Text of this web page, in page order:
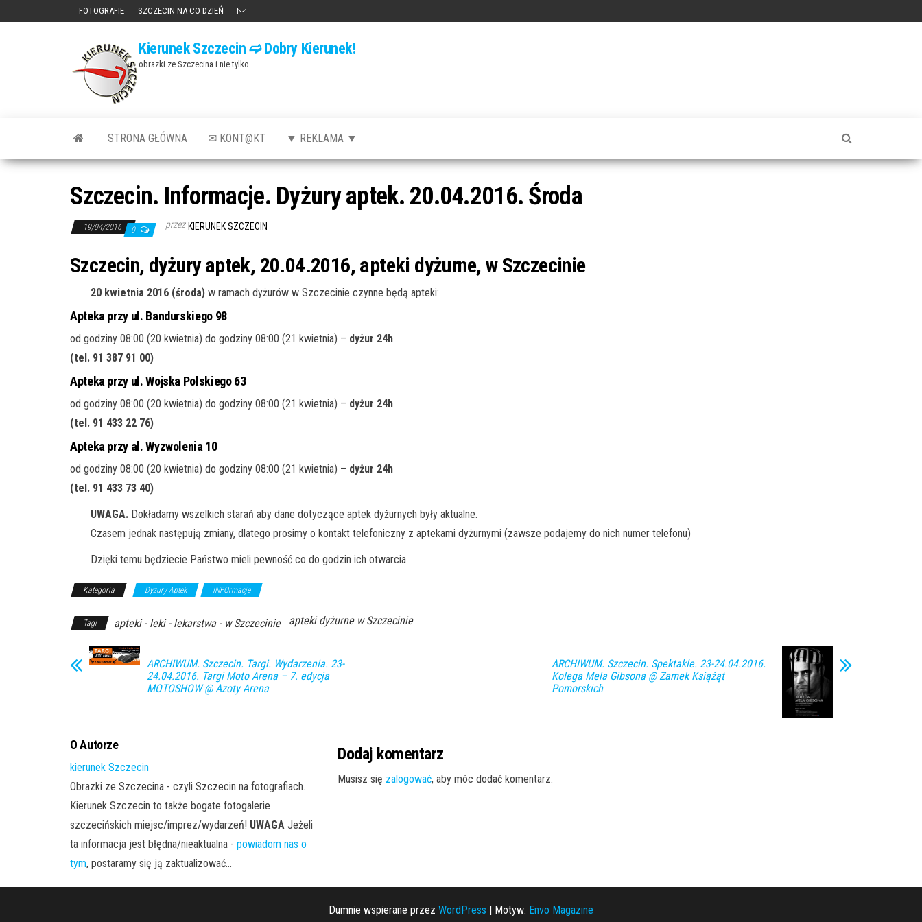
FOTOGRAFIE SZCZECIN NA CO DZIEŃ
Kierunek Szczecin ➫ Dobry Kierunek!
obrazki ze Szczecina i nie tylko
STRONA GŁÓWNA ✉ KONT@KT ▼ REKLAMA ▼
Szczecin. Informacje. Dyżury aptek. 20.04.2016. Środa
19/04/2016 0 przez KIERUNEK SZCZECIN
Szczecin, dyżury aptek, 20.04.2016, apteki dyżurne, w Szczecinie
20 kwietnia 2016 (środa) w ramach dyżurów w Szczecinie czynne będą apteki:
Apteka przy ul. Bandurskiego 98
od godziny 08:00 (20 kwietnia) do godziny 08:00 (21 kwietnia) – dyżur 24h
(tel. 91 387 91 00)
Apteka przy ul. Wojska Polskiego 63
od godziny 08:00 (20 kwietnia) do godziny 08:00 (21 kwietnia) – dyżur 24h
(tel. 91 433 22 76)
Apteka przy al. Wyzwolenia 10
od godziny 08:00 (20 kwietnia) do godziny 08:00 (21 kwietnia) – dyżur 24h
(tel. 91 433 73 40)
UWAGA. Dokładamy wszelkich starań aby dane dotyczące aptek dyżurnych były aktualne.
Czasem jednak następują zmiany, dlatego prosimy o kontakt telefoniczny z aptekami dyżurnymi (zawsze podajemy do nich numer telefonu)
Dzięki temu będziecie Państwo mieli pewność co do godzin ich otwarcia
Kategoria Dyżury Aptek INFOrmacje
Tagi apteki - leki - lekarstwa - w Szczecinie apteki dyżurne w Szczecinie
ARCHIWUM. Szczecin. Targi. Wydarzenia. 23-
24.04.2016. Targi Moto Arena – 7. edycja
MOTOSHOW @ Azoty Arena
ARCHIWUM. Szczecin. Spektakle. 23-24.04.2016.
Kolega Mela Gibsona @ Zamek Książąt
Pomorskich
O Autorze
kierunek Szczecin
Obrazki ze Szczecina - czyli Szczecin na fotografiach.
Kierunek Szczecin to także bogate fotogalerie
szczecińskich miejsc/imprez/wydarzeń! UWAGA Jeżeli
ta informacja jest błędna/nieaktualna - powiadom nas o
tym, postaramy się ją zaktualizować...
Dodaj komentarz
Musisz się zalogować, aby móc dodać komentarz.
Dumnie wspierane przez WordPress Motyw: Envo Magazine